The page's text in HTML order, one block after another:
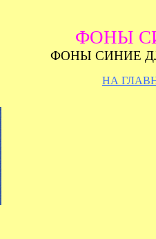
ФОНЫ
ФОНЫ СИНИЕ
НА